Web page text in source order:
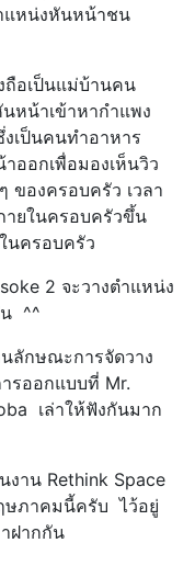
แหน่งหันหน้าชน
อเป็นแม่บ้านคน
หน้าเข้าหากำแพง
เป็นคนทำอาหาร
ออกเพื่อมองเห็นวิว
ของครอบครัว เวลา
ายในครอบครัวขึ้น
นครอบครัว
2 จะวางตำแหน่ง
น ^^
นลักษณะการจัดวาง
รออกแบบที่ Mr.
เล่าให้ฟังกันมาก
งาน Rethink Space
ษภาคมนี้ครับ ไว้อยู่
ฝากกัน